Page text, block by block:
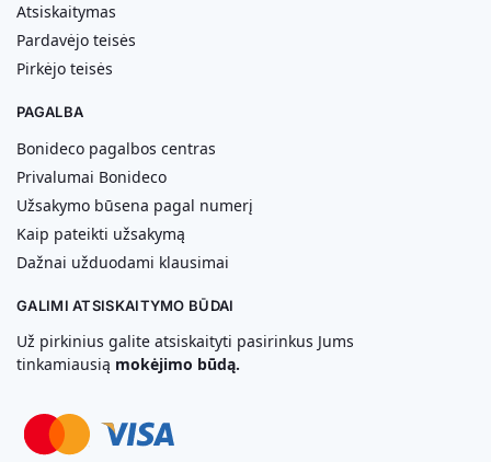
Atsiskaitymas
Pardavėjo teisės
Pirkėjo teisės
PAGALBA
Bonideco pagalbos centras
Privalumai Bonideco
Užsakymo būsena pagal numerį
Kaip pateikti užsakymą
Dažnai užduodami klausimai
GALIMI ATSISKAITYMO BŪDAI
Už pirkinius galite atsiskaityti pasirinkus Jums
tinkamiausią mokėjimo būdą.